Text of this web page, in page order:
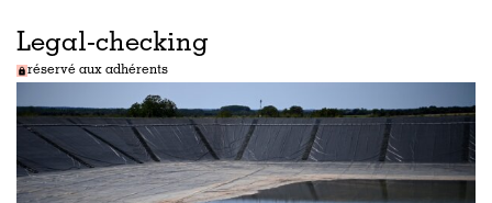
Legal-checking
réservé aux adhérents